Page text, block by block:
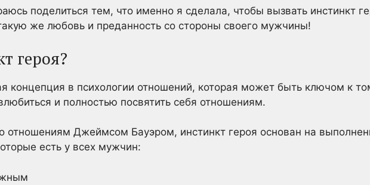
поделиться тем, что именно я сделала, чтобы вызвать инстинкт
же любовь и преданность со стороны своего мужчины!
героя?
концепция в психологии отношений, которая может быть ключом к
и полностью посвятить себя отношениям.
отношениям Джеймсом Бауэром, инстинкт героя основан на
есть у всех мужчин: